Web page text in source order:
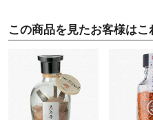
この商品を見たお客様は